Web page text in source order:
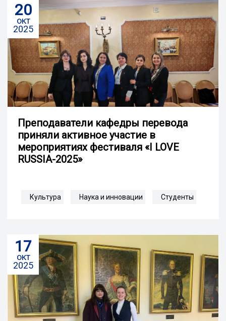
20
окт
2025
Преподаватели кафедры перевода
приняли активное участие в
мероприятиях фестиваля «I LOVE
RUSSIA-2025»
Культура Наука и инновации Студенты
17
окт
2025